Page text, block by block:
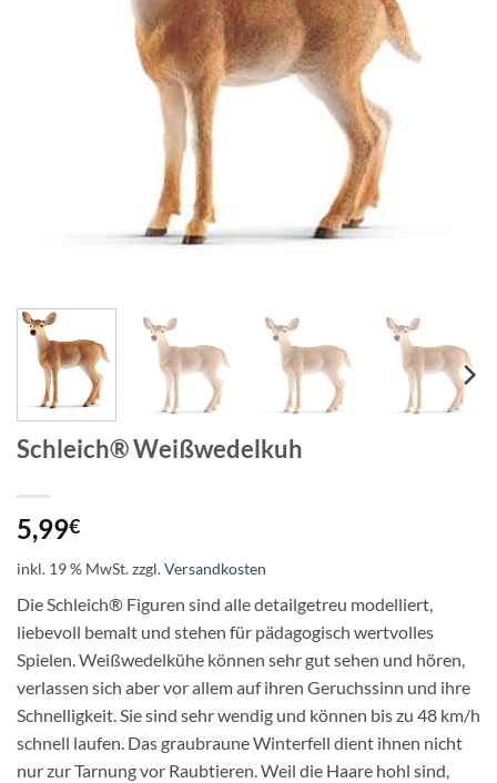
Schleich® Weißwedelkuh
5,99€
inkl. 19 % MwSt.zzgl.Versandkosten
Die Schleich® Figuren sind alle detailgetreu modelliert,
liebevoll bemalt und stehen für pädagogisch wertvolles
Spielen. Weißwedelkühe können sehr gut sehen und hören,
verlassen sich aber vor allem auf ihren Geruchssinn und ihre
Schnelligkeit. Sie sind sehr wendig und können bis zu 48 km/h
schnell laufen. Das graubraune Winterfell dient ihnen nicht
nur zur Tarnung vor Raubtieren. Weil die Haare hohl sind,